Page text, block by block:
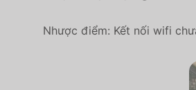
Nhược điểm: Kết nối wifi